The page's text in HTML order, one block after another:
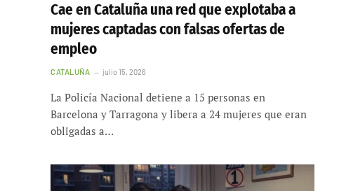
Cae en Cataluña una red que explotaba a
mujeres captadas con falsas ofertas de
empleo
CATALUÑA julio 15, 2026
La Policía Nacional detiene a 15 personas en
Barcelona y Tarragona y libera a 24 mujeres que eran
obligadas a…